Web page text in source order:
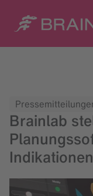
Brainlab